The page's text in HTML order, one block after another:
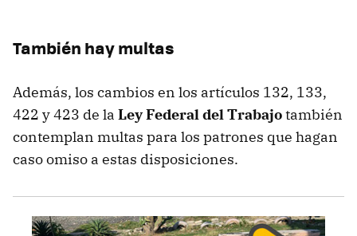
También hay multas
Además, los cambios en los artículos 132, 133,
422 y 423 de la Ley Federal del Trabajotambién
contemplan multas para los patrones que hagan
caso omiso a estas disposiciones.